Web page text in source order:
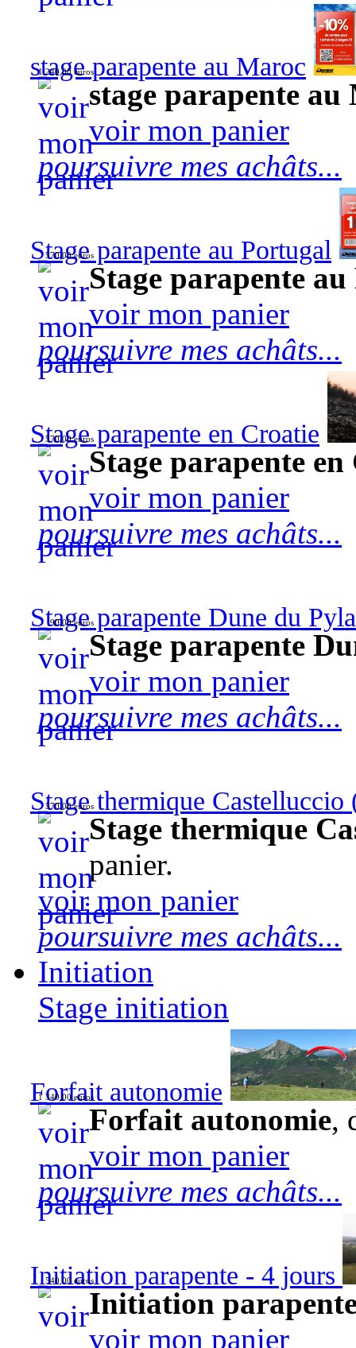
stage parapente au Maroc
1 240,00 euros
stage parapente au
voir mon panier
poursuivre mes achâts...
Stage parapente au Portugal
570,00 euros
Stage parapente
voir mon panier
poursuivre mes achâts...
Stage parapente en Croatie
570,00 euros
Stage parapente
voir mon panier
poursuivre mes achâts...
Stage parapente Dune du
90,00 euros
Stage parapente
voir mon panier
poursuivre mes achâts...
Stage thermique Castelluccio
570,00 euros
Stage thermique
panier.
voir mon panier
poursuivre mes achâts...
Initiation
Stage initiation
Forfait autonomie
1 340,00 euros
Forfait autonomie,
voir mon panier
poursuivre mes achâts...
Initiation parapente - 4 jours
540,00 euros
Initiation
voir mon panier